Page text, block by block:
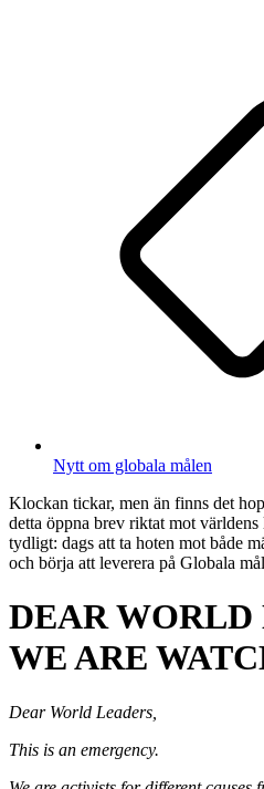
Nytt om globala målen
Klockan tickar, men än finns det
detta öppna brev riktat mot världens
tydligt: dags att ta hoten mot både
och börja att leverera på Globala
DEAR WORLD
WE ARE
Dear World Leaders,
This is an emergency.